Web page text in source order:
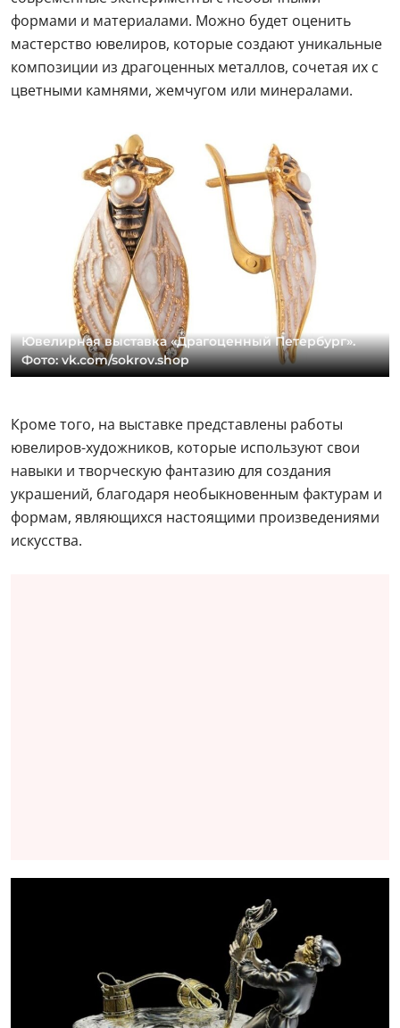
формами и материалами. Можно будет оценить
мастерство ювелиров, которые создают уникальные
композиции из драгоценных металлов, сочетая их с
цветными камнями, жемчугом или минералами.
Ювелирная выставка «Драгоценный Петербург».
Фото: vk.com/sokrov.shop
Кроме того, на выставке представлены работы
ювелиров-художников, которые используют свои
навыки и творческую фантазию для создания
украшений, благодаря необыкновенным фактурам и
формам, являющихся настоящими произведениями
искусства.